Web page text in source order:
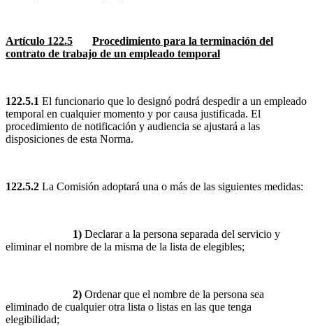
Artículo 122.5
Procedimiento para la terminación del
contrato de trabajo de un empleado temporal
122.5.1 El funcionario que lo designó podrá despedir a un empleado
temporal en cualquier momento y por causa justificada. El
procedimiento de notificación y audiencia se ajustará a las
disposiciones de esta Norma.
122.5.2 La Comisión adoptará una o más de las siguientes medidas:
1) Declarar a la persona separada del servicio y
eliminar el nombre de la misma de la lista de elegibles;
2) Ordenar que el nombre de la persona sea
eliminado de cualquier otra lista o listas en las que tenga
elegibilidad;